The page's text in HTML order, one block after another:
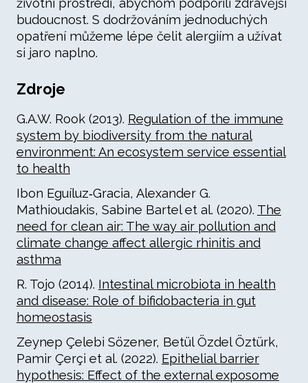
životní prostředí, abychom podpořili zdravější
budoucnost. S dodržováním jednoduchých
opatření můžeme lépe čelit alergiím a užívat
si jaro naplno.
Zdroje
G.A.W. Rook (2013). Regulation of the immune
system by biodiversity from the natural
environment: An ecosystem service essential
to health
Ibon Eguíluz‐Gracia, Alexander G.
Mathioudakis, Sabine Bartel et al. (2020). The
need for clean air: The way air pollution and
climate change affect allergic rhinitis and
asthma
R. Tojo (2014). Intestinal microbiota in health
and disease: Role of bifidobacteria in gut
homeostasis
Zeynep Çelebi Sözener, Betül Özdel Öztürk,
Pamir Çerçi et al. (2022). Epithelial barrier
hypothesis: Effect of the external exposome